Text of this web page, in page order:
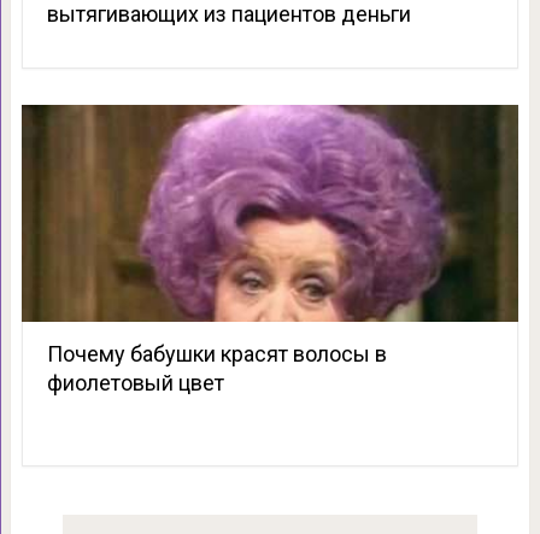
вытягивающих из пациентов деньги
Почему бабушки красят волосы в
фиолетовый цвет